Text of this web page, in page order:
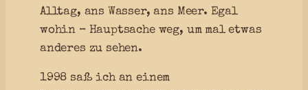
Alltag, ans Wasser, ans Meer. Egal
wohin – Hauptsache weg, um mal etwas
anderes zu sehen.
1998 saß ich an einem